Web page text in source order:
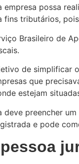
empresa possa
tributários,
Brasileiro de
de simplificar
que
estejam
deve preencher
e pode